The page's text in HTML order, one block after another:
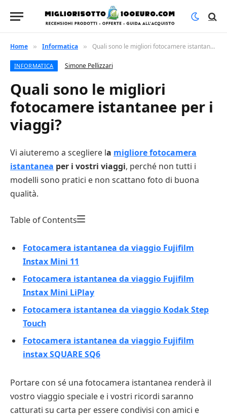
Home » Informatica » Quali sono le migliori fotocamere istantanee per i viaggi?
INFORMATICA Simone Pellizzari
Quali sono le migliori
fotocamere istantanee per i
viaggi?
Vi aiuteremo a scegliere la migliore fotocamera
istantanea per i vostri viaggi, perché non tutti i
modelli sono pratici e non scattano foto di buona
qualità.
Table of Contents
Fotocamera istantanea da viaggio Fujifilm
Instax Mini 11
Fotocamera istantanea da viaggio Fujifilm
Instax Mini LiPlay
Fotocamera istantanea da viaggio Kodak Step
Touch
Fotocamera istantanea da viaggio Fujifilm
instax SQUARE SQ6
Portare con sé una fotocamera istantanea renderà il
vostro viaggio speciale e i vostri ricordi saranno
catturati su carta per essere condivisi con amici e